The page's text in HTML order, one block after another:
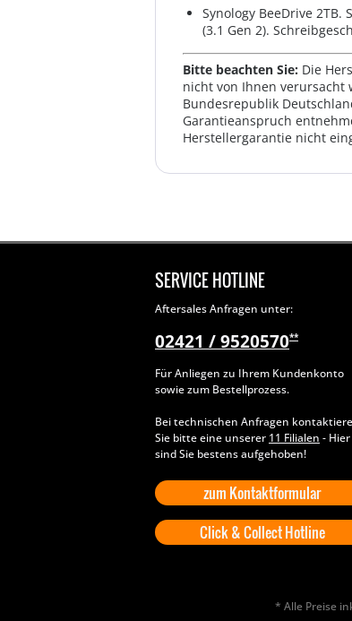
Synology BeeDrive 2TB.
(3.1 Gen 2).
Bitte beachten Sie: Die
nicht von Ihnen verursacht
Bundesrepublik
Garantieanspruch
Herstellergarantie nicht
SERVICE HOTLINE
Aftersales Anfragen unter:
02421 / 9520570**
Für Anliegen zu Ihrem Kundenkonto
sowie zum Bestellprozess.
Bei technischen Anfragen
Sie bitte eine unserer 11 Filialen - Hier
sind Sie bestens aufgehoben!
zum Kontaktformular
Click & Collect Hotline
* Alle Preise